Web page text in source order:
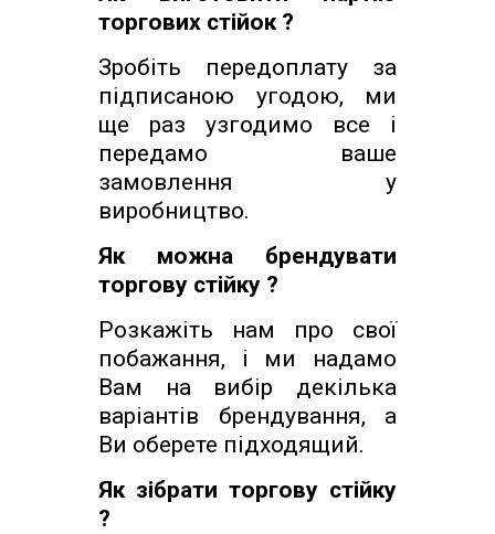
торгових стійок ?
Зробіть передоплату за
підписаною угодою, ми
ще раз узгодимо все і
передамо ваше
замовлення у
виробництво.
Як можна брендувати
торгову стійку ?
Розкажіть нам про свої
побажання, і ми надамо
Вам на вибір декілька
варіантів брендування, а
Ви оберете підходящий.
Як зібрати торгову стійку
?